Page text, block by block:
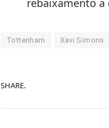
rebaixamento
Tottenham Xavi Simons
SHARE.